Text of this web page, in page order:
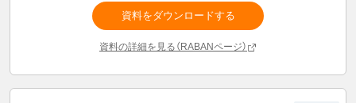
資料をダウンロードする
資料の詳細を見る（RABANページ）